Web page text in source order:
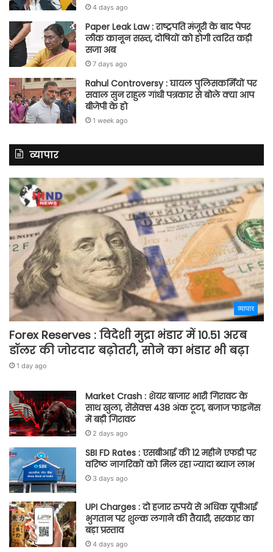
4 days ago
Paper Leak Law : राष्ट्रपति मंजूरी के बाद पेपर
लीक कानून सख्त, दोषियों को होगी त्वरित कड़ी
सजा अब
7 days ago
Rahul Controversy : घायल पुलिसकर्मियों पर
सवाल सुन राहुल गांधी पत्रकार से बोले क्या आप
बीजेपी के हो
1 week ago
व्यापार
व्यापार
Forex Reserves : विदेशी मुद्रा भंडार में 10.51 अरब
डॉलर की जोरदार बढ़ोतरी, सोने का भंडार भी बढ़ा
1 day ago
Market Crash : शेयर बाजार भारी गिरावट के
साथ खुला, सेंसेक्स 438 अंक टूटा, बजाज फाइनेंस
में बड़ी गिरावट
2 days ago
SBI FD Rates : एसबीआई की 12 महीने एफडी पर
वरिष्ठ नागरिकों को मिल रहा ज्यादा ब्याज लाभ
3 days ago
UPI Charges : दो हजार रुपये से अधिक यूपीआई
भुगतान पर शुल्क लगाने की तैयारी, सरकार का
बड़ा प्रस्ताव
4 days ago